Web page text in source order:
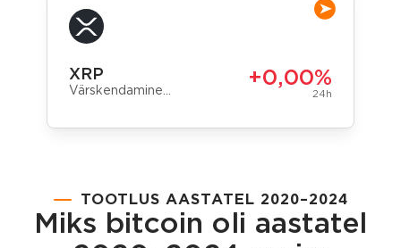
XRP
Värskendamine… +0,00%
24h
TOOTLUS AASTATEL 2020–2024
Miks bitcoin oli aastatel